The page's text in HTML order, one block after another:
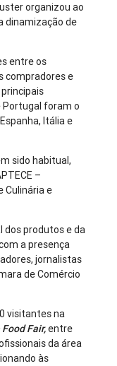
organizou ao
dinamização de
entre os
compradores e
Portugal foram o
Itália e
sido habitual,
–
Culinária e
dos produtos e da
a presença
jornalistas
de Comércio
visitantes na
Fair,entre
da área
às